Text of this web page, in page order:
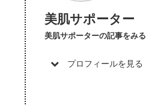
美肌サポーター
美肌サポーターの記事をみる
プロフィールを見る